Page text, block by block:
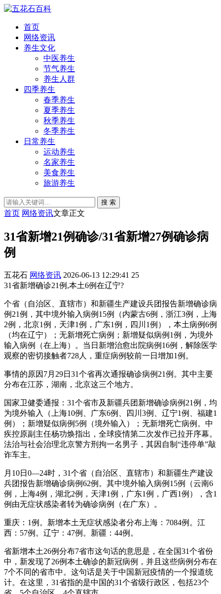
首页
网络资讯
养生文化
中医养生
节气养生
养生人群
四季养生
春季养生
夏季养生
秋季养生
冬季养生
日常养生
运动养生
名家养生
美食养生
旅游养生
搜 索
首页 网络资讯文章正文
31省新增21例确诊/31省新增27例确诊病
例
五花石 网络资讯 2026-06-13 12:29:41 25
31省新增确诊21例,本土6例在辽宁?
个省（自治区、直辖市）和新疆生产建设兵团报告新增确诊病
例21例，其中境外输入病例15例（内蒙古6例，浙江3例，上海
2例，北京1例，天津1例，广东1例，四川1例），本土病例6例
（均在辽宁）；无新增死亡病例；新增疑似病例1例，为境外
输入病例（在上海）。当日新增治愈出院病例16例，解除医学
观察的密切接触者728人，重症病例较前一日增加1例。
事情的原因7月29日31个省再次通报确诊病例21例。其中主要
分布在江苏，湖南，北京这三个地方。
国家卫健委通报：31个省市及新疆兵团新增确诊病例21例，均
为境外输入（上海10例、广东6例、四川3例、辽宁1例、福建1
例）；新增疑似病例5例（境外输入）；无新增死亡病例。中
疾控原副主任杨功焕指出，全球疫情第二次发作已拉开序幕。
法治与社会治理北京警方刑拘一名男子，其因自制“违停单”敲
诈车主。
月10日0—24时，31个省（自治区、直辖市）和新疆生产建设
兵团报告新增确诊病例62例。其中境外输入病例15例（云南6
例，上海4例，湖北2例，天津1例，广东1例，广西1例），含1
例由无症状感染者转为确诊病例（在广东）。
重庆：1例。新增本土无症状感染者分布上海：7084例。江
西：57例。辽宁：47例。新疆：44例。
省新增本土26例分布7省市这句话的意思是，在全国31个省份
中，新发现了26例本土确诊的新冠病例，并且这些病例分布在
7个不同的省市中。这句话是关于中国新冠疫情的一个报道统
计。在这里，31省指的是中国的31个省级行政区，包括23个